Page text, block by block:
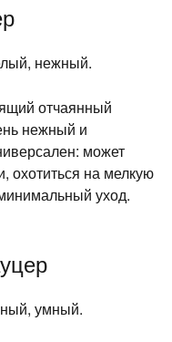
нежный.
отчаянный
нежный и
может
охотиться на мелкую
уход.
умный.